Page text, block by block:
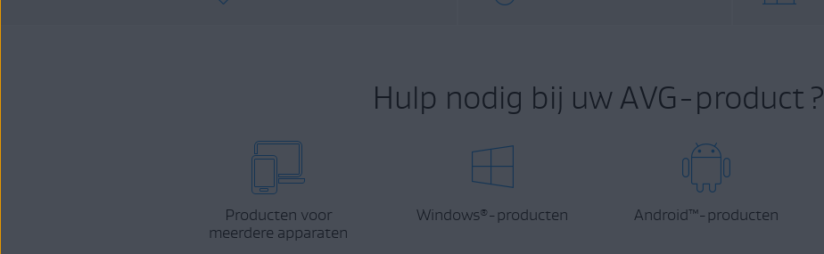
Hulp nodig bij uw AVG-product ?
Producten voor
meerdere apparaten
Windows® -producten Android™-producten